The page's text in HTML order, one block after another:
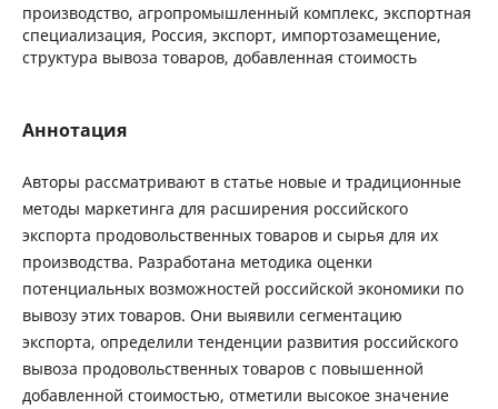
производство, агропромышленный комплекс, экспортная
специализация, Россия, экспорт, импортозамещение,
структура вывоза товаров, добавленная стоимость
Аннотация
Авторы рассматривают в статье новые и традиционные
методы маркетинга для расширения российского
экспорта продовольственных товаров и сырья для их
производства. Разработана методика оценки
потенциальных возможностей российской экономики по
вывозу этих товаров. Они выявили сегментацию
экспорта, определили тенденции развития российского
вывоза продовольственных товаров с повышенной
добавленной стоимостью, отметили высокое значение